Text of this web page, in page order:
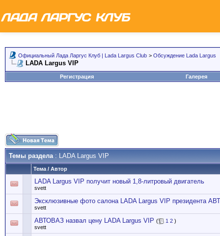
Официальный Лада Ларгус Клуб | Lada Largus Club > Обсуждение Lada Largus
LADA Largus VIP
Регистрация Галерея
Темы раздела: LADA Largus VIP
Тема / Автор
LADA Largus VIP получит новый 1,8-литровый двигатель
svett
Эксклюзивные фото салона LADA Largus VIP президента
svett
АВТОВАЗ назвал цену LADA Largus VIP ( 1 2 )
svett